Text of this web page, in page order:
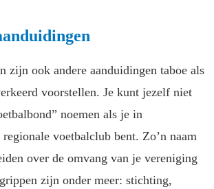
zijn ook andere aanduidingen taboe als
voorstellen. Je kunt jezelf niet
noemen als je in
voetbalclub bent. Zo’n naam
over de omvang van je vereniging
zijn onder meer: stichting,